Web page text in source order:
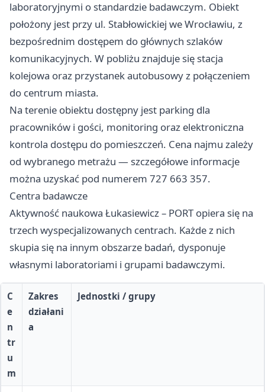
laboratoryjnymi o standardzie badawczym. Obiekt
położony jest przy ul. Stabłowickiej we Wrocławiu, z
bezpośrednim dostępem do głównych szlaków
komunikacyjnych. W pobliżu znajduje się stacja
kolejowa oraz przystanek autobusowy z połączeniem
do centrum miasta.
Na terenie obiektu dostępny jest parking dla
pracowników i gości, monitoring oraz elektroniczna
kontrola dostępu do pomieszczeń. Cena najmu zależy
od wybranego metrażu — szczegółowe informacje
można uzyskać pod numerem 727 663 357.
Centra badawcze
Aktywność naukowa Łukasiewicz – PORT opiera się na
trzech wyspecjalizowanych centrach. Każde z nich
skupia się na innym obszarze badań, dysponuje
własnymi laboratoriami i grupami badawczymi.
C
e
n
tr
u
m
Zakres
działani
a
Jednostki / grupy